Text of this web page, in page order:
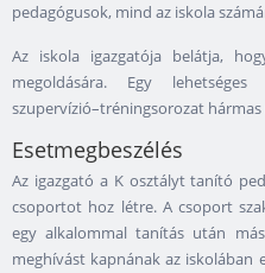
pedagógusok, mind az iskola
Az iskola igazgatója belátja,
megoldására. Egy lehetséges
szupervízió–tréningsorozat hármas
Esetmegbeszélés
Az igazgató a K osztályt tanító
csoportot hoz létre. A csoport
egy alkalommal tanítás után
meghívást kapnának az iskolában